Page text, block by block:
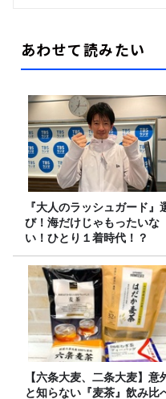
あわせて読みたい
『大人のラッシュガード』
び！海だけじゃもったいな
い！ひとり１着時代！？
【六条大麦、二条大麦】意
と知らない『麦茶』飲み比